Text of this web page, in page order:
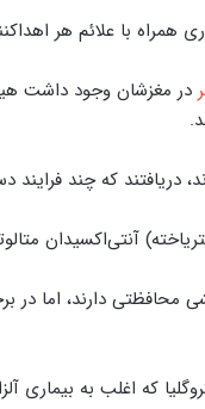
با علائم هر
در مغزشان وجود داشت
دریافتند که چند
آنتی‌اکسیدان
محافظتی دارند، اما در
که اغلب به بیماری